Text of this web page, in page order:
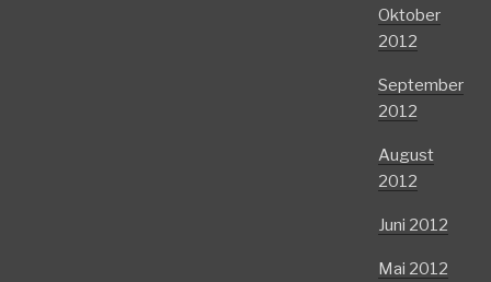
Oktober
2012
September
2012
August
2012
Juni 2012
Mai 2012